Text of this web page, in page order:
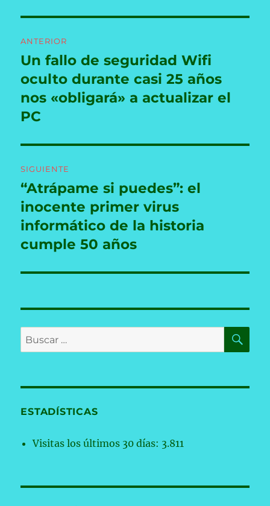
de
entradas
ANTERIOR
Entrada
anterior:
Un fallo de seguridad Wifi
oculto durante casi 25 años
nos «obligará» a actualizar el
PC
SIGUIENTE
Entrada
siguiente:
“Atrápame si puedes”: el
inocente primer virus
informático de la historia
cumple 50 años
Buscar
por:
ESTADÍSTICAS
Visitas los últimos 30 días: 3.811